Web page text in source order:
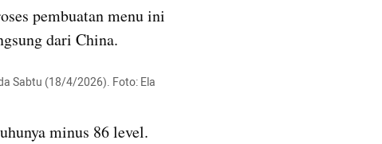
pembuatan menu ini
dari China.
Sabtu (18/4/2026). Foto: Ela
minus 86 level.